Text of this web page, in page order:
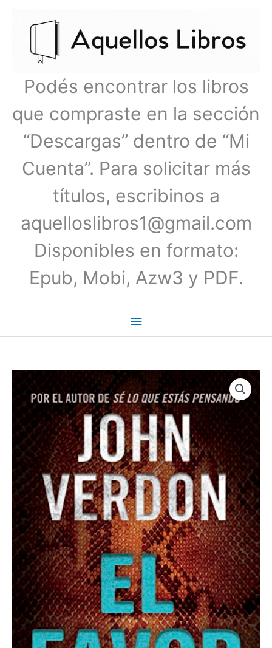
Podés encontrar los libros
que compraste en la sección
“Descargas” dentro de “Mi
Cuenta”. Para solicitar más
títulos, escribinos a
aquelloslibros1@gmail.com
Disponibles en formato:
Epub, Mobi, Azw3 y PDF.
principal
El
favor
(Dave
Gurney
8)
John
Verdon
cantidad